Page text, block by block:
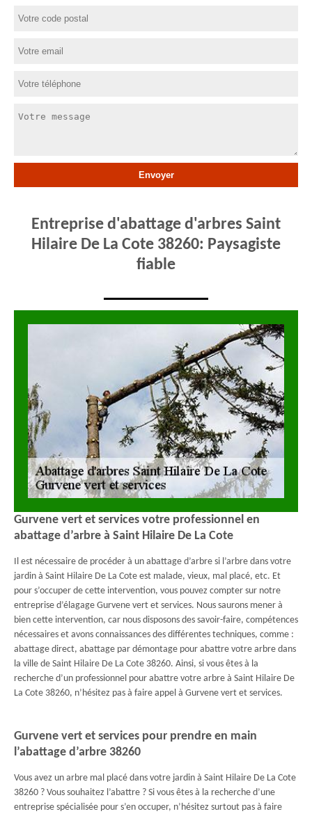
Entreprise d'abattage d'arbres Saint
Hilaire De La Cote 38260: Paysagiste
fiable
Gurvene vert et services votre professionnel en
abattage d’arbre à Saint Hilaire De La Cote
Il est nécessaire de procéder à un abattage d’arbre si l’arbre dans votre
jardin à Saint Hilaire De La Cote est malade, vieux, mal placé, etc. Et
pour s’occuper de cette intervention, vous pouvez compter sur notre
entreprise d’élagage Gurvene vert et services. Nous saurons mener à
bien cette intervention, car nous disposons des savoir-faire, compétences
nécessaires et avons connaissances des différentes techniques, comme :
abattage direct, abattage par démontage pour abattre votre arbre dans
la ville de Saint Hilaire De La Cote 38260. Ainsi, si vous êtes à la
recherche d’un professionnel pour abattre votre arbre à Saint Hilaire De
La Cote 38260, n’hésitez pas à faire appel à Gurvene vert et services.
Gurvene vert et services pour prendre en main
l’abattage d’arbre 38260
Vous avez un arbre mal placé dans votre jardin à Saint Hilaire De La Cote
38260 ? Vous souhaitez l’abattre ? Si vous êtes à la recherche d’une
entreprise spécialisée pour s’en occuper, n’hésitez surtout pas à faire